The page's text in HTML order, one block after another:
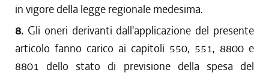
in vigore della legge regionale medesima.
8. Gli oneri derivanti dall'applicazione del presente
articolo fanno carico ai capitoli 550, 551, 8800 e
8801 dello stato di previsione della spesa del